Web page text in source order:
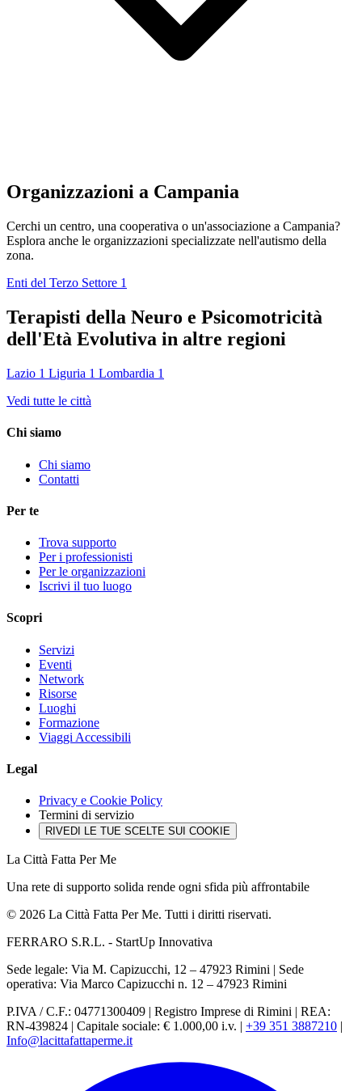
Organizzazioni a Campania
Cerchi un centro, una cooperativa o un'associazione a Campania?
Esplora anche le organizzazioni specializzate nell'autismo della
zona.
Enti del Terzo Settore 1
Terapisti della Neuro e Psicomotricità
dell'Età Evolutiva in altre regioni
Lazio 1 Liguria 1 Lombardia 1
Vedi tutte le città
Chi siamo
Chi siamo
Contatti
Per te
Trova supporto
Per i professionisti
Per le organizzazioni
Iscrivi il tuo luogo
Scopri
Servizi
Eventi
Network
Risorse
Luoghi
Formazione
Viaggi Accessibili
Legal
Privacy e Cookie Policy
Termini di servizio
RIVEDI LE TUE SCELTE SUI COOKIE
La Città Fatta Per Me
Una rete di supporto solida rende ogni sfida più affrontabile
© 2026 La Città Fatta Per Me. Tutti i diritti riservati.
FERRARO S.R.L. - StartUp Innovativa
Sede legale: Via M. Capizucchi, 12 – 47923 Rimini | Sede
operativa: Via Marco Capizucchi n. 12 – 47923 Rimini
P.IVA / C.F.: 04771300409 | Registro Imprese di Rimini | REA:
RN-439824 | Capitale sociale: € 1.000,00 i.v. | +39 351 3887210 |
Info@lacittafattaperme.it